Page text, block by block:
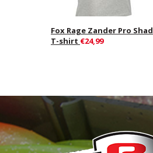
Fox Rage Zander Pro Shad
T-shirt €24,99